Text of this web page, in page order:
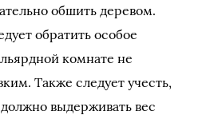
обшить деревом.
обратить особое
комнате не
Также следует учесть,
выдерживать вес